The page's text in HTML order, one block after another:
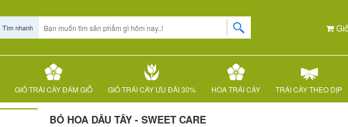
Tìm nhanh
GIỎ TRÁI CÂY ĐÁM GIỖ GIỎ TRÁI CÂY ƯU ĐÃI 30% HOA TRÁI CÂY TRÁI CÂY THEO DỊP
BÓ HOA DÂU TÂY - SWEET CARE